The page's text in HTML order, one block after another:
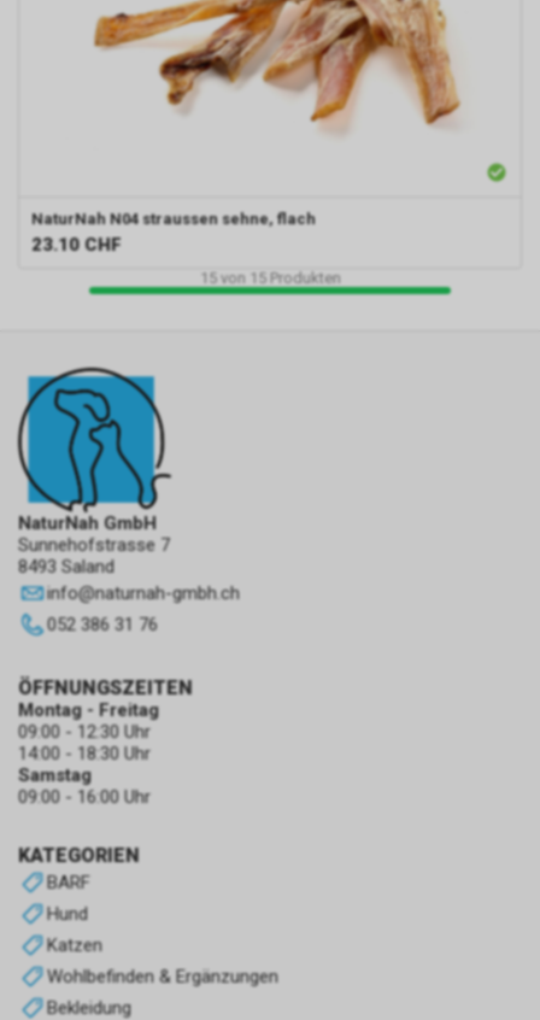
NaturNah N04 straussen sehne, flach
23.10 CHF
15 von 15 Produkten
NaturNah GmbH
Sunnehofstrasse 7
8493 Saland
info@naturnah-gmbh.ch
052 386 31 76
KATEGORIEN
BARF
Hund
Katzen
Wohlbefinden & Ergänzungen
Bekleidung
ÖFFNUNGSZEITEN
Montag - Freitag
09:00 - 12:30 Uhr
14:00 - 18:30 Uhr
Samstag
09:00 - 16:00 Uhr